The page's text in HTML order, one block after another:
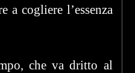
cogliere l’essenza
che va dritto al